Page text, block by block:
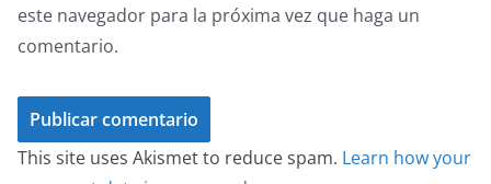
este navegador para la próxima vez que haga un
comentario.
This site uses Akismet to reduce spam. Learn how your